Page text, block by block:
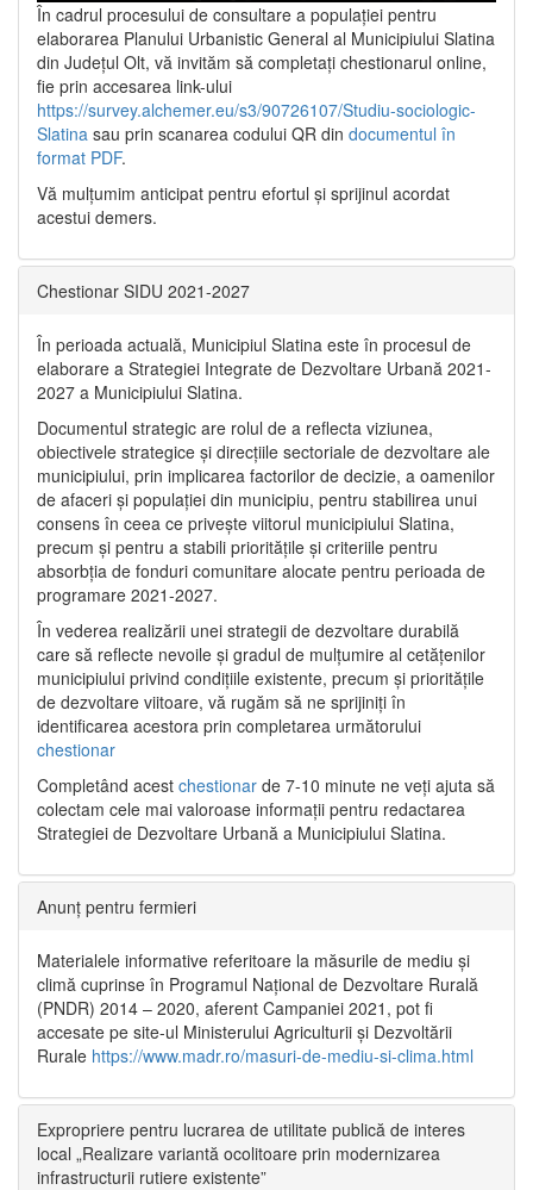
În cadrul procesului de consultare a populaţiei pentru
elaborarea Planului Urbanistic General al Municipiului Slatina
din Județul Olt, vă invităm să completați chestionarul online,
fie prin accesarea link-ului
https://survey.alchemer.eu/s3/90726107/Studiu-sociologic-
Slatina sau prin scanarea codului QR din documentul în
format PDF.
Vă mulţumim anticipat pentru efortul şi sprijinul acordat
acestui demers.
Chestionar SIDU 2021-2027
În perioada actuală, Municipiul Slatina este în procesul de
elaborare a Strategiei Integrate de Dezvoltare Urbană 2021‐
2027 a Municipiului Slatina.
Documentul strategic are rolul de a reflecta viziunea,
obiectivele strategice și direcțiile sectoriale de dezvoltare ale
municipiului, prin implicarea factorilor de decizie, a oamenilor
de afaceri și populației din municipiu, pentru stabilirea unui
consens în ceea ce privește viitorul municipiului Slatina,
precum și pentru a stabili prioritățile și criteriile pentru
absorbția de fonduri comunitare alocate pentru perioada de
programare 2021-2027.
În vederea realizării unei strategii de dezvoltare durabilă
care să reflecte nevoile și gradul de mulțumire al cetățenilor
municipiului privind condițiile existente, precum și prioritățile
de dezvoltare viitoare, vă rugăm să ne sprijiniți în
identificarea acestora prin completarea următorului
chestionar
Completând acest chestionar de 7-10 minute ne veți ajuta să
colectam cele mai valoroase informații pentru redactarea
Strategiei de Dezvoltare Urbană a Municipiului Slatina.
Anunț pentru fermieri
Materialele informative referitoare la măsurile de mediu și
climă cuprinse în Programul Național de Dezvoltare Rurală
(PNDR) 2014 – 2020, aferent Campaniei 2021, pot fi
accesate pe site-ul Ministerului Agriculturii și Dezvoltării
Rurale https://www.madr.ro/masuri-de-mediu-si-clima.html
Expropriere pentru lucrarea de utilitate publică de interes
local „Realizare variantă ocolitoare prin modernizarea
infrastructurii rutiere existente”